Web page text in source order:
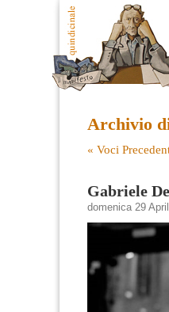
Archivio
« Voci
Gabriele
domenica 29